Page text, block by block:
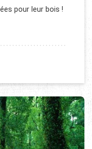
pour leur bois !
D’UNE FORÊT ?